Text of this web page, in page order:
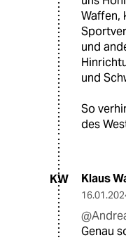
Waffen,
und
und
So
des
KW Klaus
Genau